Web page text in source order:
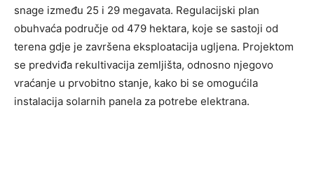
snage između 25 i 29 megavata. Regulacijski plan
obuhvaća područje od 479 hektara, koje se sastoji od
terena gdje je završena eksploatacija ugljena. Projektom
se predviđa rekultivacija zemljišta, odnosno njegovo
vraćanje u prvobitno stanje, kako bi se omogućila
instalacija solarnih panela za potrebe elektrana.